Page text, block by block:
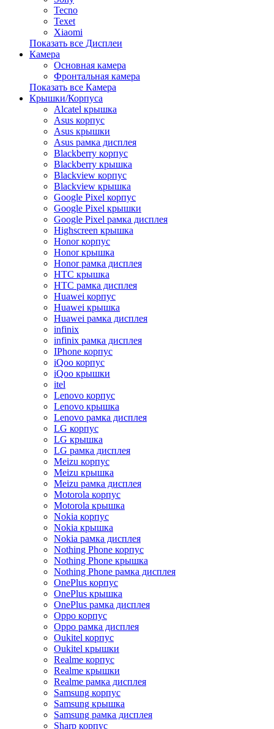
Tecno
Texet
Xiaomi
Показать все Дисплеи
Камера
Основная камера
Фронтальная камера
Показать все Камера
Крышки/Корпуса
Alcatel крышка
Asus корпус
Asus крышки
Asus рамка дисплея
Blackberry корпус
Blackberry крышка
Blackview корпус
Blackview крышка
Google Pixel корпус
Google Pixel крышки
Google Pixel рамка дисплея
Highscreen крышка
Honor корпус
Honor крышка
Honor рамка дисплея
HTC крышка
HTC рамка дисплея
Huawei корпус
Huawei крышка
Huawei рамка дисплея
infinix
infinix рамка дисплея
IPhone корпус
iQoo корпус
iQoo крышки
itel
Lenovo корпус
Lenovo крышка
Lenovo рамка дисплея
LG корпус
LG крышка
LG рамка дисплея
Meizu корпус
Meizu крышка
Meizu рамка дисплея
Motorola корпус
Motorola крышка
Nokia корпус
Nokia крышка
Nokia рамка дисплея
Nothing Phone корпус
Nothing Phone крышка
Nothing Phone рамка дисплея
OnePlus корпус
OnePlus крышка
OnePlus рамка дисплея
Oppo корпус
Oppo рамка дисплея
Oukitel корпус
Oukitel крышки
Realme корпус
Realme крышки
Realme рамка дисплея
Samsung корпус
Samsung крышка
Samsung рамка дисплея
Sharp корпус